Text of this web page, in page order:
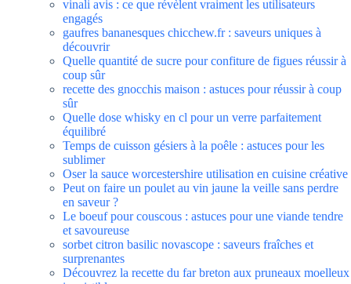
vinali avis : ce que révèlent vraiment les utilisateurs
engagés
gaufres bananesques chicchew.fr : saveurs uniques à
découvrir
Quelle quantité de sucre pour confiture de figues réussir à
coup sûr
recette des gnocchis maison : astuces pour réussir à coup
sûr
Quelle dose whisky en cl pour un verre parfaitement
équilibré
Temps de cuisson gésiers à la poêle : astuces pour les
sublimer
Oser la sauce worcestershire utilisation en cuisine créative
Peut on faire un poulet au vin jaune la veille sans perdre
en saveur ?
Le boeuf pour couscous : astuces pour une viande tendre
et savoureuse
sorbet citron basilic novascope : saveurs fraîches et
surprenantes
Découvrez la recette du far breton aux pruneaux moelleux